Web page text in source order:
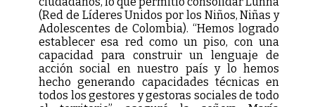
(Red de Líderes Unidos por los Niños, Niñas y
Adolescentes de Colombia). “Hemos logrado
establecer esa red como un piso, con una
capacidad para construir un lenguaje de
acción social en nuestro país y lo hemos
hecho generando capacidades técnicas en
todos los gestores y gestoras sociales de todo